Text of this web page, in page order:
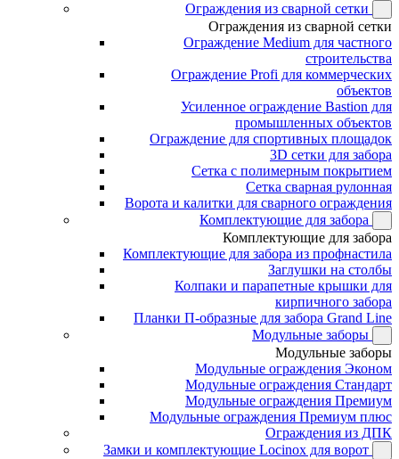
Ограждения из сварной сетки
Ограждения из сварной сетки
Ограждение Medium для частного
строительства
Ограждение Profi для коммерческих
объектов
Усиленное ограждение Bastion для
промышленных объектов
Ограждение для спортивных площадок
3D сетки для забора
Сетка с полимерным покрытием
Сетка сварная рулонная
Ворота и калитки для сварного ограждения
Комплектующие для забора
Комплектующие для забора
Комплектующие для забора из профнастила
Заглушки на столбы
Колпаки и парапетные крышки для
кирпичного забора
Планки П-образные для забора Grand Line
Модульные заборы
Модульные заборы
Модульные ограждения Эконом
Модульные ограждения Стандарт
Модульные ограждения Премиум
Модульные ограждения Премиум плюс
Ограждения из ДПК
Замки и комплектующие Locinox для ворот